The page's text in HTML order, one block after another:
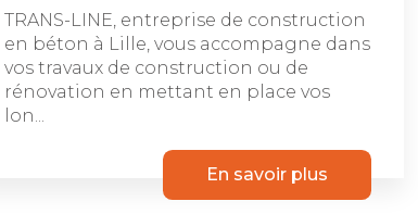
TRANS-LINE, entreprise de construction
en béton à Lille, vous accompagne dans
vos travaux de construction ou de
rénovation en mettant en place vos
lon...
En savoir plus